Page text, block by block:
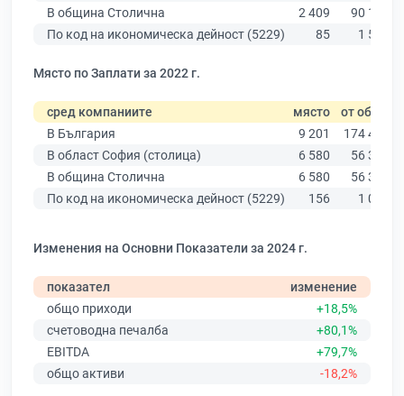
В община Столична
2 409
90 178
По код на икономическа дейност (5229)
85 1 558
Място по Заплати за 2022 г.
сред компаниите място от общо
В България
9 201
174 403
В област София (столица)
6 580
56 378
В община Столична
6 580
56 378
По код на икономическа дейност (5229)
156 1 021
Изменения на Основни Показатели за 2024 г.
показател
изменение
общо приходи
+18,5%
счетоводна печалба
+80,1%
EBITDA
+79,7%
общо активи
-18,2%